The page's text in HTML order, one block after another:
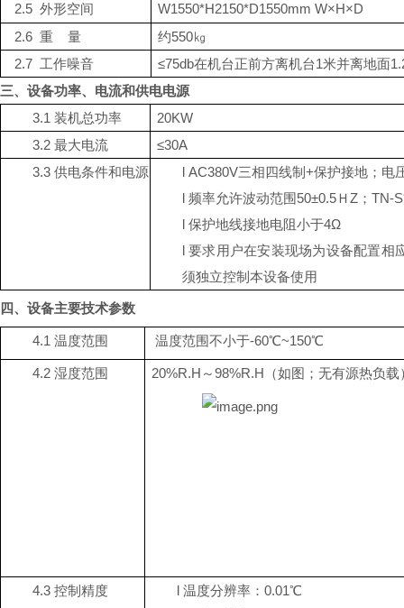
2.5 外形空间 W1550*H2150*D1550mm W×H×D
2.6 重 量 约550㎏
2.7 工作噪音
≤75db在机台正前方离机台1米并离地面
三、设备功率、电流和供电电源
3.1 装机总功率
20KW
3.2 最大电流
≤30A
3.3 供电条件和电源 l AC380V三相四线制+保护接地；电
l 频率允许波动范围50±0.5ＨZ；TN-
l 保护地线接地电阻小于4Ω
l要求用户在安装现场为设备配置相
须独立控制本设备使用
四、设备主要技术参数
4.1 温度范围 温度范围不小于-60℃~150℃
4.2 湿度范围 20%R.H～98%R.H（如图；无有源热负载
4.3 控制精度 l 温度分辨率： 0.01℃